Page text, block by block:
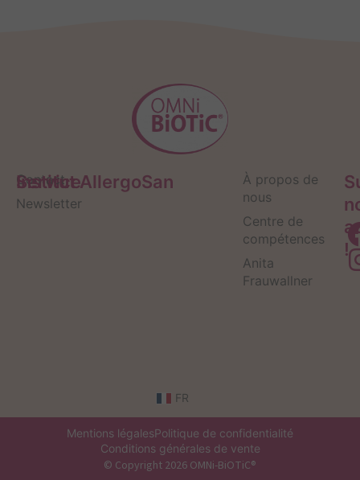
Service
Contact
Newsletter
Institut AllergoSan
À propos de
nous
Centre de
compétences
Anita
Frauwallner
!
FR
Mentions légalesPolitique de confidentialité
Conditions générales de vente
© Copyright 2026 OMNi-BiOTiC®